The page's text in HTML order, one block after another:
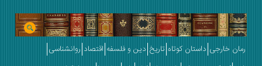
خارجی داستان کوتاه تاریخ دین و فلسفه اقتصاد روانشناسی